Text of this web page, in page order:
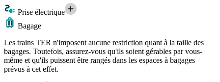
Prise électrique
Bagage
Les trains TER n'imposent aucune restriction quant à la taille des
bagages. Toutefois, assurez-vous qu'ils soient gérables par vous-
même et qu'ils puissent être rangés dans les espaces à bagages
prévus à cet effet.